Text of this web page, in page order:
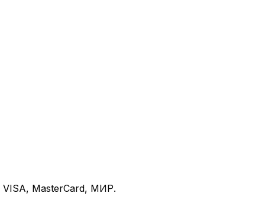
VISA, MasterCard, МИР.